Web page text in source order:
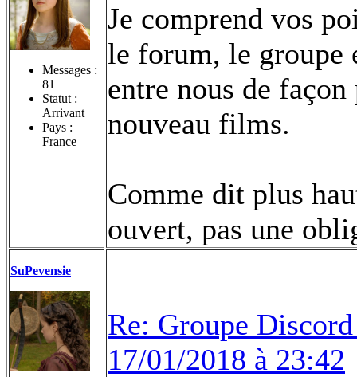
Messages :
81
Statut :
Arrivant
Pays :
France
Je comprend vos
le forum, le groupe
entre nous de
nouveau films.
Comme dit plus
ouvert, pas une
SuPevensie
Re: Groupe
17/01/2018 à 23:42